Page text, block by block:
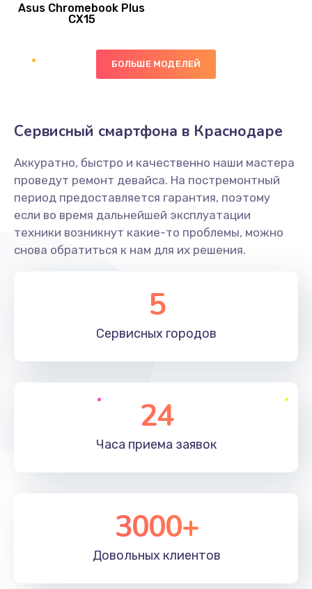
Заказать
890 руб.
Замена голосового динамика
Заказать
Замена основной камеры
490 руб.
Заказать
1190 руб.
Заказать
Заказать
Замена клавиатуры
1190 руб.
Замена корпуса
890 руб.
Asus Chromebook Plus
CX15
БОЛЬШЕ МОДЕЛЕЙ
Сервисный смартфона в Краснодаре
Аккуратно, быстро и качественно наши мастера
проведут ремонт девайса. На постремонтный
период предоставляется гарантия, поэтому
если во время дальнейшей эксплуатации
техники возникнут какие-то проблемы, можно
снова обратиться к нам для их решения.
5
Сервисных городов
24
Часа приема заявок
3000+
Довольных клиентов